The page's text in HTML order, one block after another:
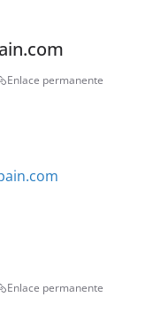
Enlace permanente
Enlace permanente